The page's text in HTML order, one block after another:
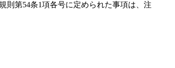
則第54条1項各号に定められた事項は、注